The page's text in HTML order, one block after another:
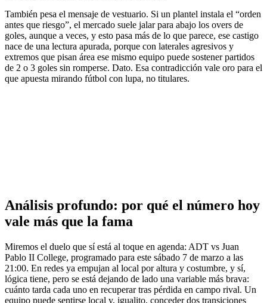
También pesa el mensaje de vestuario. Si un plantel instala el “orden
antes que riesgo”, el mercado suele jalar para abajo los overs de
goles, aunque a veces, y esto pasa más de lo que parece, ese castigo
nace de una lectura apurada, porque con laterales agresivos y
extremos que pisan área ese mismo equipo puede sostener partidos
de 2 o 3 goles sin romperse. Dato. Esa contradicción vale oro para el
que apuesta mirando fútbol con lupa, no titulares.
Análisis profundo: por qué el número hoy
vale más que la fama
Miremos el duelo que sí está al toque en agenda: ADT vs Juan
Pablo II College, programado para este sábado 7 de marzo a las
21:00. En redes ya empujan al local por altura y costumbre, y sí,
lógica tiene, pero se está dejando de lado una variable más brava:
cuánto tarda cada uno en recuperar tras pérdida en campo rival. Un
equipo puede sentirse local y, igualito, conceder dos transiciones